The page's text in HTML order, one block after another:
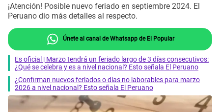
¡Atención! Posible nuevo feriado en septiembre 2024. El
Peruano dio más detalles al respecto.
Únete al canal de Whatsapp de El Popular
Es oficial | Marzo tendrá un feriado largo de 3 días consecutivos:
¿Qué se celebra y es a nivel nacional? Esto señala El Peruano
¿Confirman nuevos feriados o días no laborables para marzo
2026 a nivel nacional? Esto señala El Peruano